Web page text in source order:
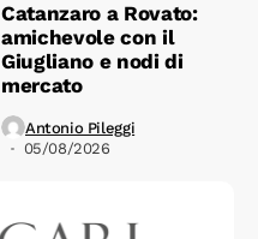
Catanzaro a Rovato:
amichevole con il
Giugliano e nodi di
mercato
Antonio Pileggi
05/08/2026